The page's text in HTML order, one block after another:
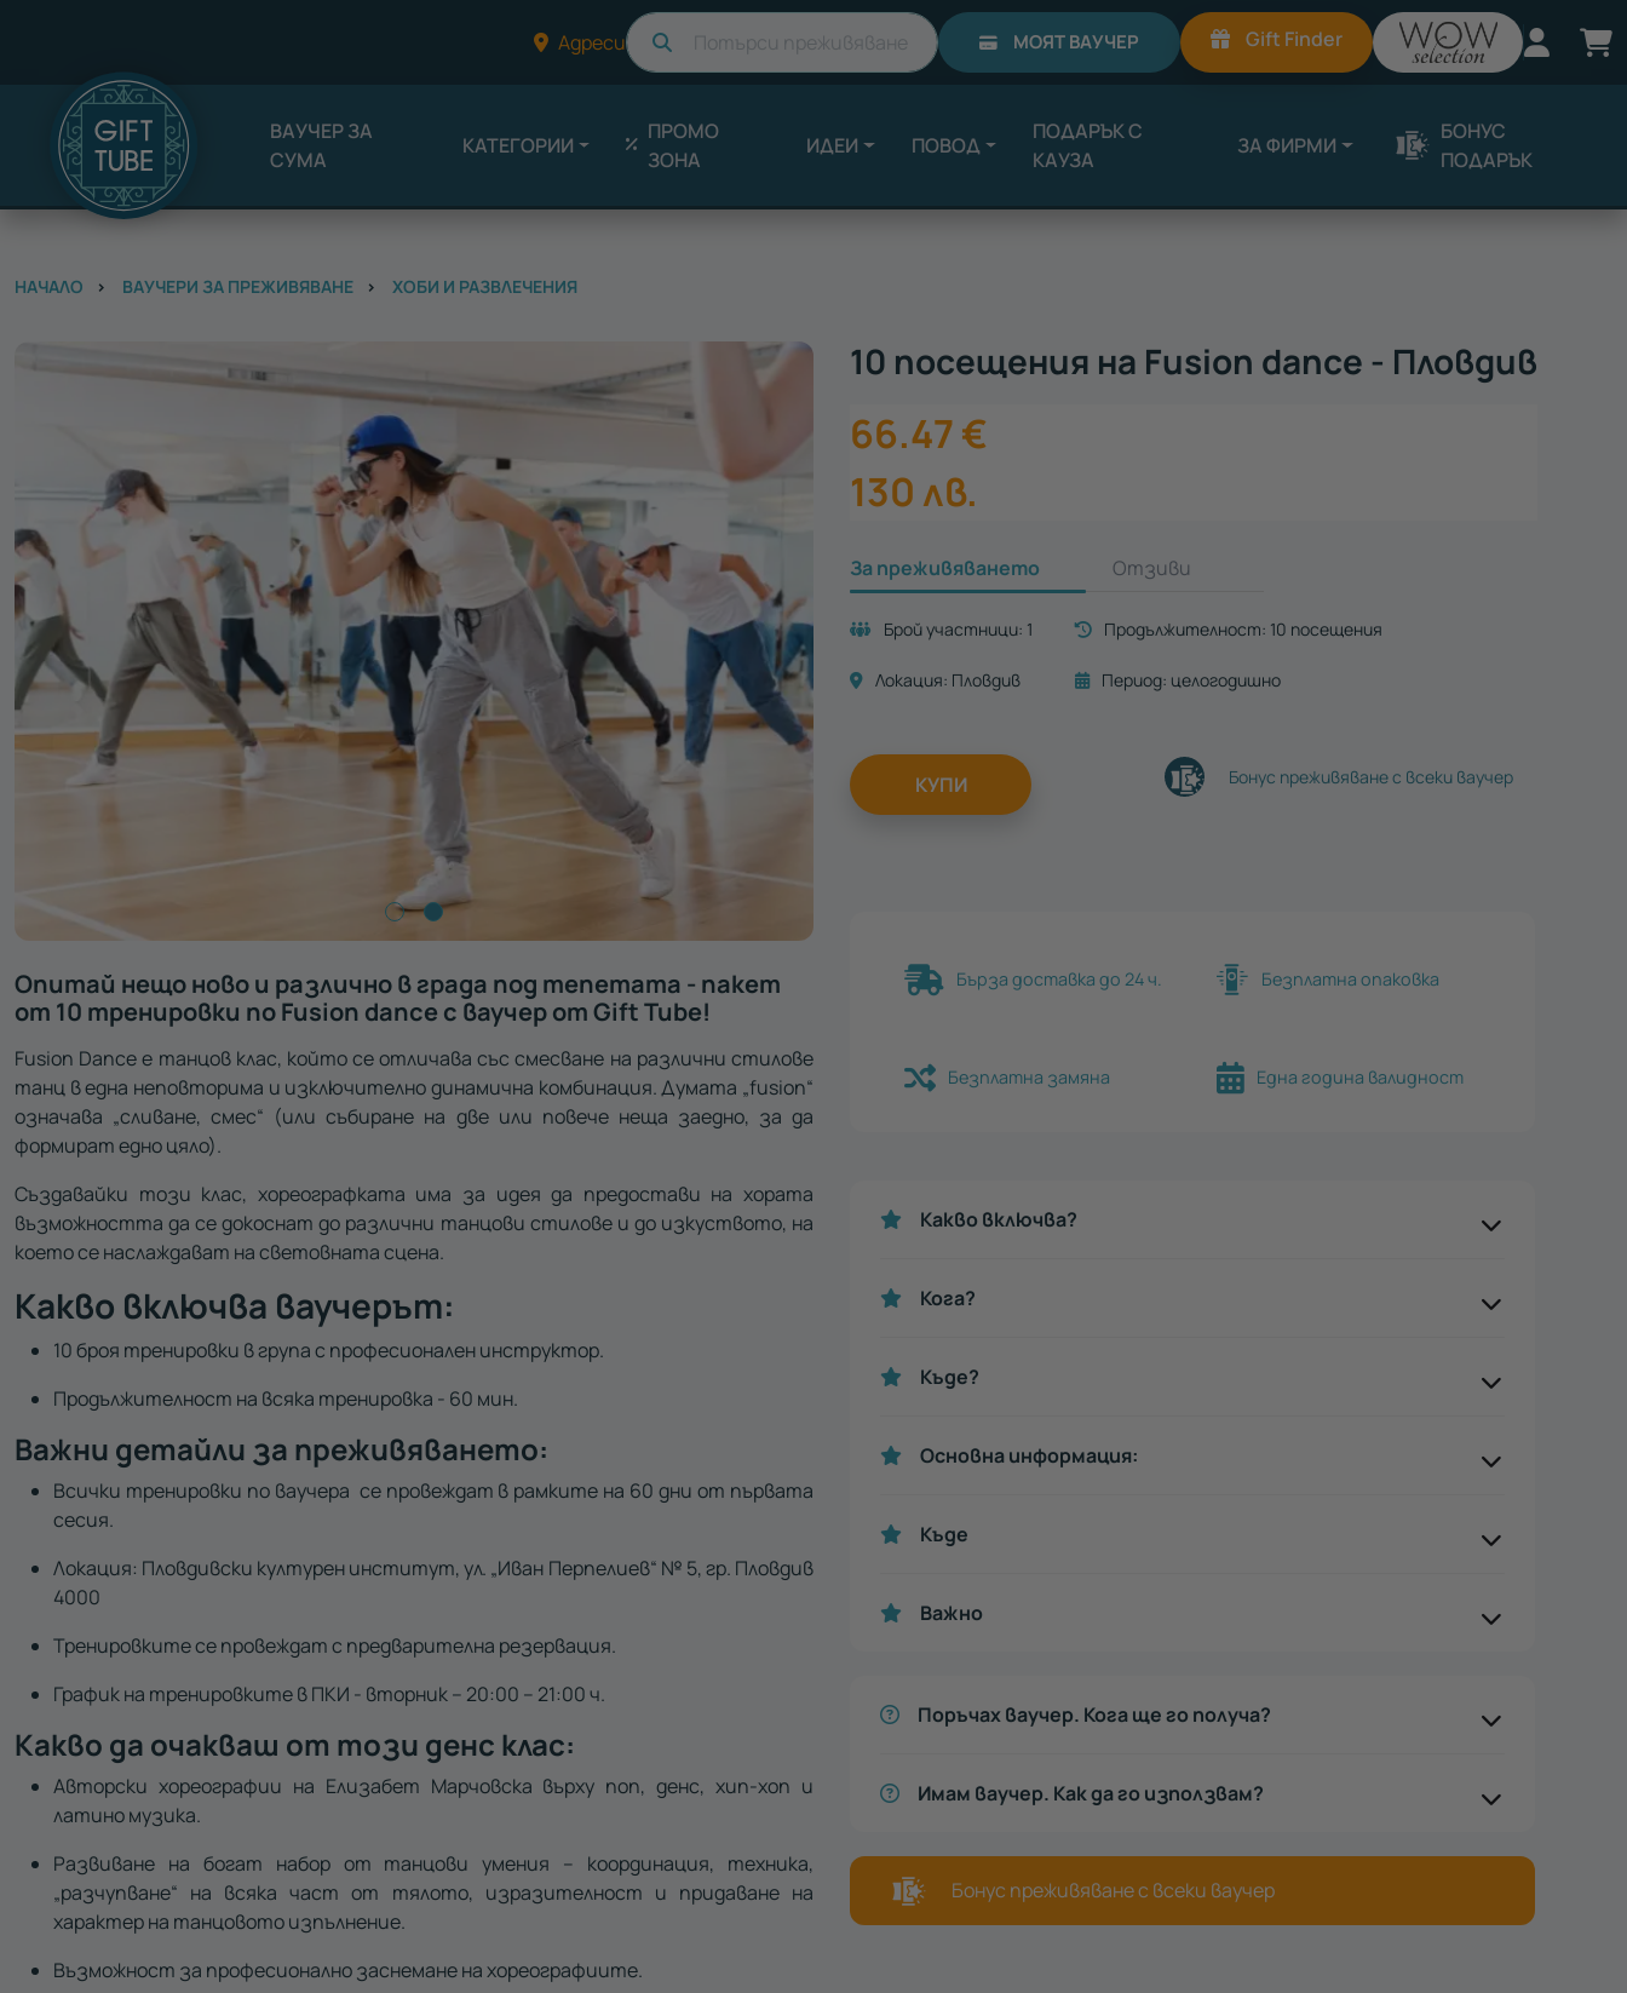
Адреси Търси МОЯТ ВАУЧЕР Gift Finder Вход
ВАУЧЕР ЗА
СУМА
КАТЕГОРИИ
ПРОМО
ЗОНА
ИДЕИ ПОВОД
ПОДАРЪК С
КАУЗА
ЗА ФИРМИ
БОНУС
ПОДАРЪК
НАЧАЛО ВАУЧЕРИ ЗА ПРЕЖИВЯВАНЕ ХОБИ И РАЗВЛЕЧЕНИЯ
Опитай нещо ново и различно в града под тепетата - пакет
от 10 тренировки по Fusion dance с ваучер от Gift Tube!
Fusion Dance e танцов клас, който се отличава със смесване на различни стилове
танц в една неповторима и изключително динамична комбинация. Думата „fusion“
означава „сливане, смес“ (или събиране на две или повече неща заедно, за да
формират едно цяло).
Създавайки този клас, хореографката има за идея да предостави на хората
възможността да се докоснат до различни танцови стилове и до изкуството, на
което се наслаждават на световната сцена.
Какво включва ваучерът:
10 броя тренировки в група с професионален инструктор.
Продължителност на всяка тренировка - 60 мин.
Важни детайли за преживяването:
Всички тренировки по ваучера се провеждат в рамките на 60 дни от първата
сесия.
Локация: Пловдивски културен институт, ул. „Иван Перпелиев“ № 5, гр. Пловдив
4000
Тренировките се провеждат с предварителна резервация.
График на тренировките в ПКИ - вторник – 20:00 – 21:00 ч.
Какво да очакваш от този денс клас:
Авторски хореографии на Елизабет Марчовска върху поп, денс, хип-хоп и
латино музика.
Развиване на богат набор от танцови умения – координация, техника,
„разчупване“ на всяка част от тялото, изразителност и придаване на
характер на танцовото изпълнение.
Възможност за професионално заснемане на хореографиите.
10 посещения на Fusion dance - Пловдив
66.47€
130 лв.
За преживяването Отзиви
Брой участници: 1 Продължителност: 10 посещения
Локация: Пловдив Период: целогодишно
КУПИ Бонус преживяване с всеки ваучер
Бърза доставка до 24 ч. Безплатна опаковка
Безплатна замяна Една година валидност
Какво включва?
Кога?
Къде?
Основна информация:
Къде
Важно
Поръчах ваучер. Кога ще го получа?
Имам ваучер. Как да го използвам?
Бонус преживяване с всеки ваучер